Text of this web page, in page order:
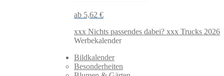
5,62 €
xxx Nichts passendes dabei? xxx Trucks 2026
Werbekalender
Bildkalender
Besonderheiten